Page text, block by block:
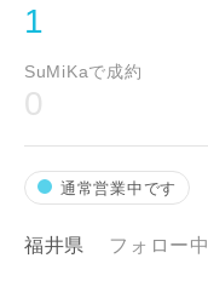
1
SuMiKaで成約
0
通常営業中です
福井県 フォロー中